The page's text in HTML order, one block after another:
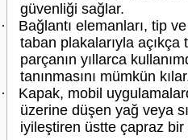
güvenliği sağlar.
·
Bağlantı elemanları, tip
taban plakalarıyla açıkça
parçanın yıllarca
tanınmasını mümkün
·
Kapak, mobil
üzerine düşen yağ veya
iyileştiren üstte çapraz bir